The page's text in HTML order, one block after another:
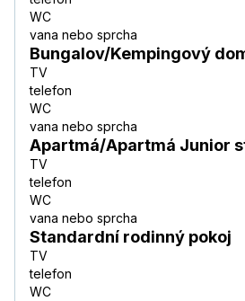
WC
vana nebo sprcha
Bungalov/Kempingový
TV
telefon
WC
vana nebo sprcha
Apartmá/Apartmá Junior
TV
telefon
WC
vana nebo sprcha
Standardní rodinný pokoj
TV
telefon
WC